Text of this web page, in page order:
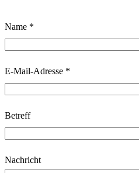
t
t
e
a
s
s
Name *
E-Mail-Adresse *
Betreff
Nachricht